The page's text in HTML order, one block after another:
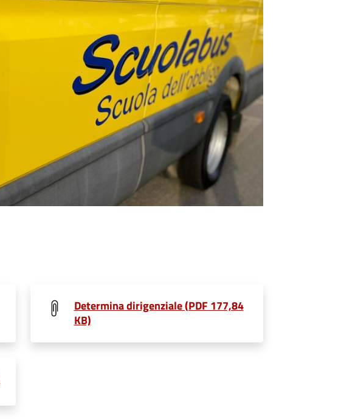
Determina dirigenziale (PDF 177,84
KB)